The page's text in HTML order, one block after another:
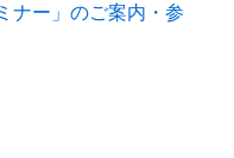
ナー」のご案内・参